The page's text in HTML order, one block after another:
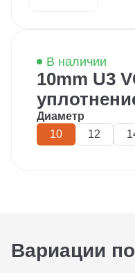
В наличии
10mm U3
Диаметр
10
12
Вариации